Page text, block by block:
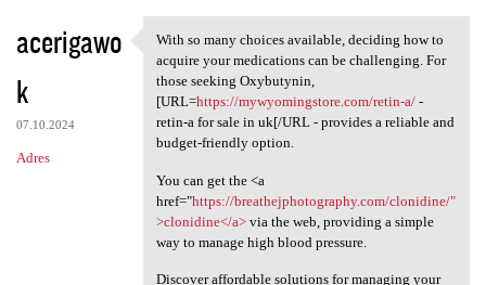
acerigawo
k
07.10.2024
Adres
With so many choices
With so many choices available, deciding how to
acquire your medications can be challenging. For
those seeking Oxybutynin,
[URL=https://mywyomingstore.com/retin-a/-
retin-a for sale in uk[/URL - provides a reliable and
budget-friendly option.
You can get the <a
href="https://breathejphotography.com/clonidine/"
>clonidine</a>via the web, providing a simple
way to manage high blood pressure.
Discover affordable solutions for managing your